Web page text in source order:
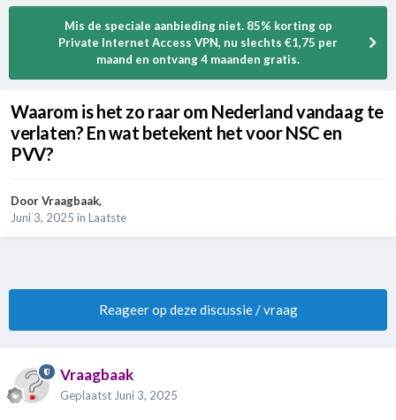
Mis de speciale aanbieding niet. 85% korting op
Private Internet Access VPN, nu slechts €1,75 per
maand en ontvang 4 maanden gratis.
Waarom is het zo raar om Nederland vandaag te
verlaten? En wat betekent het voor NSC en
PVV?
DoorVraagbaak,
Juni 3, 2025 in Laatste
Reageer op deze discussie / vraag
Vraagbaak
Geplaatst Juni 3, 2025